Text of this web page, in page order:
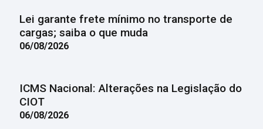
Lei garante frete mínimo no transporte de
cargas; saiba o que muda
06/08/2026
ICMS Nacional: Alterações na Legislação do
CIOT
06/08/2026